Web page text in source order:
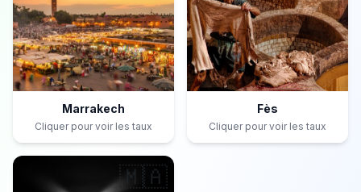
Marrakech
Cliquer pour voir les taux
Fès
Cliquer pour voir les taux
🇲🇦